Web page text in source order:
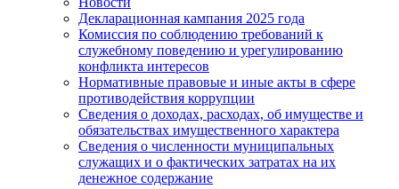
Декларационная кампания 2025 года
Комиссия по соблюдению требований к
служебному поведению и урегулированию
конфликта интересов
Нормативные правовые и иные акты в сфере
противодействия коррупции
Сведения о доходах, расходах, об имуществе и
обязательствах имущественного характера
Сведения о численности муниципальных
служащих и о фактических затратах на их
денежное содержание